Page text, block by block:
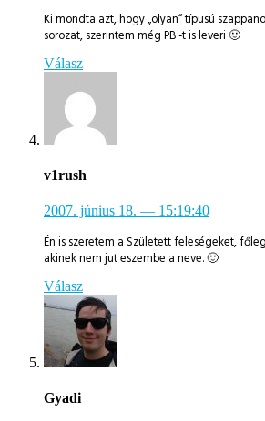
Ki mondta azt, hogy „olyan“ típusú
sorozat, szerintem még PB -t is leveri 🙂
Válasz
v1rush
2007. június 18. — 15:19:40
Én is szeretem a Született feleségeket,
akinek nem jut eszembe a neve. 🙂
Válasz
Gyadi